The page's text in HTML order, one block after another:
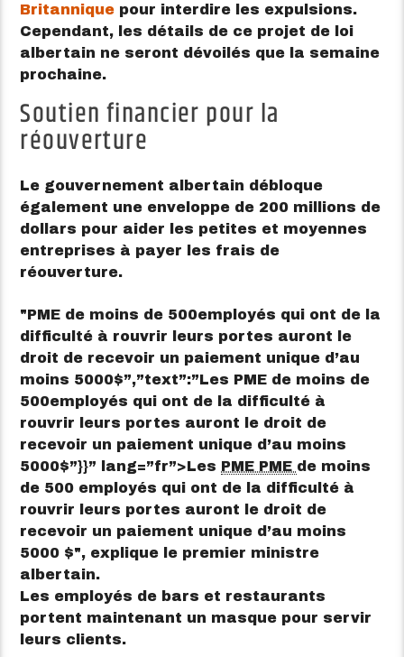
Britannique pour interdire les expulsions.
Cependant, les détails de ce projet de loi
albertain ne seront dévoilés que la semaine
prochaine.
Soutien financier pour la
réouverture
Le gouvernement albertain débloque
également une enveloppe de 200 millions de
dollars pour aider les petites et moyennes
entreprises à payer les frais de
réouverture.
PME de moins de 500employés qui ont de la
difficulté à rouvrir leurs portes auront le
droit de recevoir un paiement unique d’au
moins 5000$”,”text”:”Les PME de moins de
500employés qui ont de la difficulté à
rouvrir leurs portes auront le droit de
recevoir un paiement unique d’au moins
5000$”}}” lang=”fr”>Les PME PME de moins
de 500 employés qui ont de la difficulté à
rouvrir leurs portes auront le droit de
recevoir un paiement unique d’au moins
5000 $ , explique le premier ministre
albertain.
Les employés de bars et restaurants
portent maintenant un masque pour servir
leurs clients.